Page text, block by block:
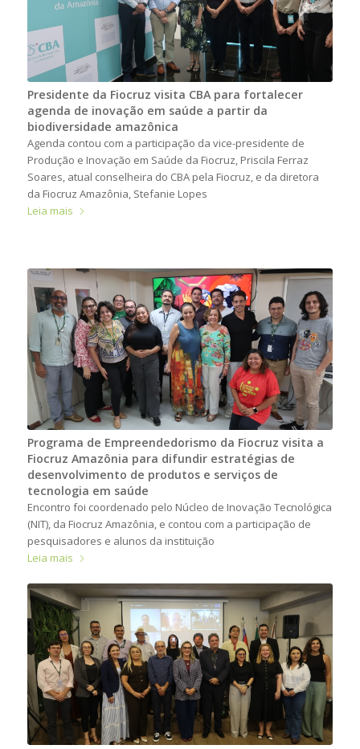
Presidente da Fiocruz visita CBA para fortalecer
agenda de inovação em saúde a partir da
biodiversidade amazônica
Agenda contou com a participação da vice-presidente de
Produção e Inovação em Saúde da Fiocruz, Priscila Ferraz
Soares, atual conselheira do CBA pela Fiocruz, e da diretora
da Fiocruz Amazônia, Stefanie Lopes
Leia mais
Programa de Empreendedorismo da Fiocruz visita a
Fiocruz Amazônia para difundir estratégias de
desenvolvimento de produtos e serviços de
tecnologia em saúde
Encontro foi coordenado pelo Núcleo de Inovação Tecnológica
(NIT), da Fiocruz Amazônia, e contou com a participação de
pesquisadores e alunos da instituição
Leia mais